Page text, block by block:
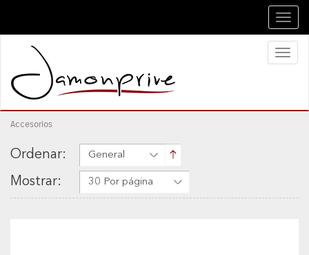
Accesorios
Ordenar: General
Mostrar: 30 Por página